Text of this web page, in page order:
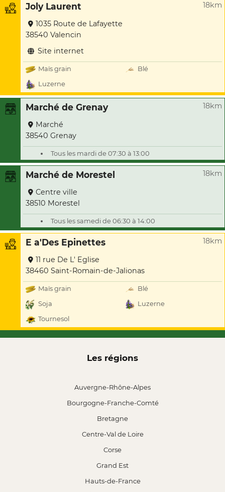
Joly Laurent 18km
1035 Route de Lafayette
38540 Valencin
Site internet
Maïs grain
Blé
Luzerne
Marché de Grenay 18km
Marché
38540 Grenay
Tous les mardi de 07:30 à 13:00
Marché de Morestel 18km
Centre ville
38510 Morestel
Tous les samedi de 06:30 à 14:00
E a'Des Epinettes 18km
11 rue De L' Eglise
38460 Saint-Romain-de-Jalionas
Maïs grain
Blé
Soja
Luzerne
Tournesol
Les régions
Auvergne-Rhône-Alpes
Bourgogne-Franche-Comté
Bretagne
Centre-Val de Loire
Corse
Grand Est
Hauts-de-France